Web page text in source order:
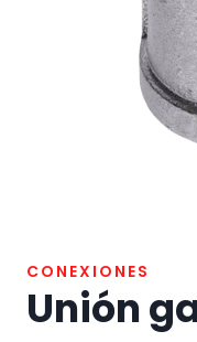
CONEXIONES
Unión